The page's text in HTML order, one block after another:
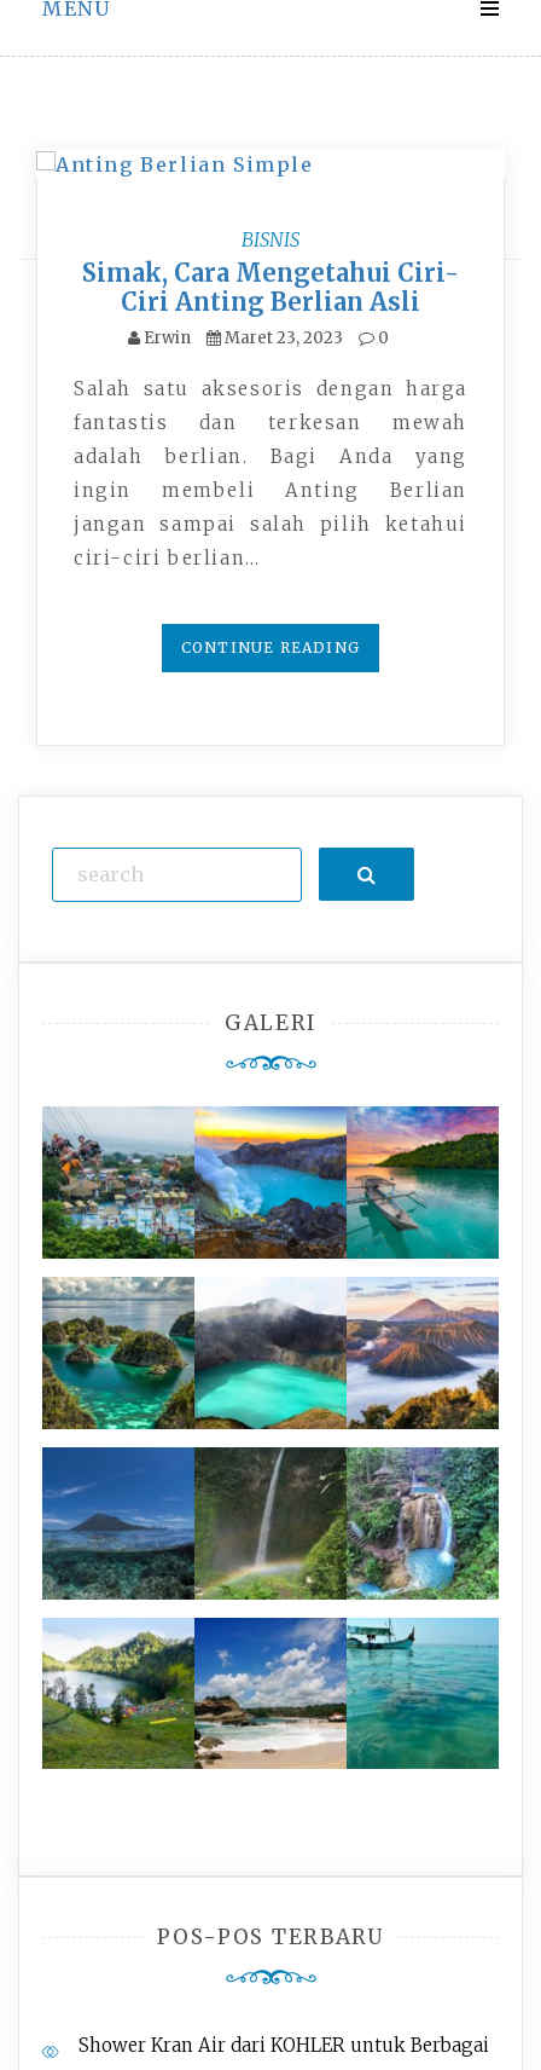
MENU
BISNIS
Simak, Cara Mengetahui Ciri-
Ciri Anting Berlian Asli
Erwin Maret 23, 2023 0
Salah satu aksesoris dengan harga
fantastis dan terkesan mewah
adalah berlian. Bagi Anda yang
ingin membeli Anting Berlian
jangan sampai salah pilih ketahui
ciri-ciri berlian…
CONTINUE READING
Search
GALERI
POS-POS TERBARU
Shower Kran Air dari KOHLER untuk Berbagai